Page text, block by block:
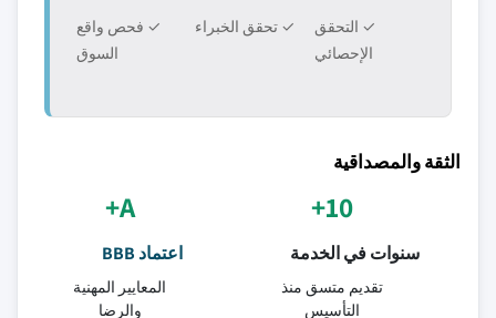
✓ التحقق
الإحصائي
✓ تحقق الخبراء
✓ فحص واقع
السوق
الثقة والمصداقية
10+
سنوات في الخدمة
تقديم متسق منذ
التأسيس
A+
اعتماد BBB
المعايير المهنية
والرضا